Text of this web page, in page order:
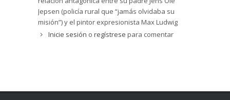
Jepsen (policía rural que “jamás olvidaba su
misión”) y el pintor expresionista Max Ludwig
Nansen, al que se le prohibió pintar durante los
Inicie sesión o regístrese para comentar